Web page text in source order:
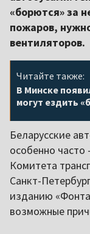
«борются» за
пожаров,
вентиляторов.
Читайте также:
В Минске
могут ездить
Беларусские
особенно часто
Комитета
Санкт-
изданию
возможные